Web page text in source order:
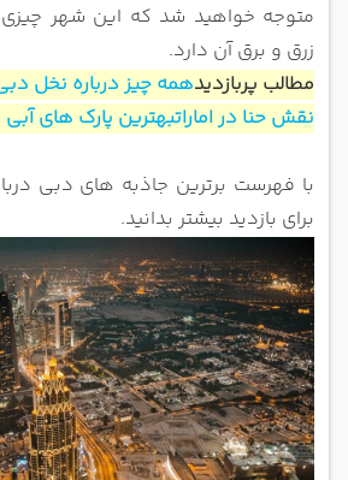
متوجه خواهید شد که این شهر
زرق و برق آن دارد.
مطالب پربازدیدهمه چیز درباره نخل
نقش حنا در اماراتبهترین پارک های
با فهرست برترین جاذبه های دبی
برای بازدید بیشتر بدانید.